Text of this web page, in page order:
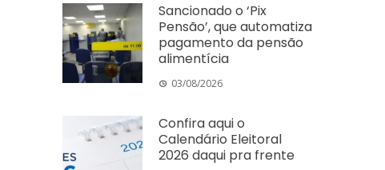
Sancionado o ‘Pix
Pensão’, que automatiza
pagamento da pensão
alimentícia
03/08/2026
Confira aqui o
Calendário Eleitoral
2026 daqui pra frente